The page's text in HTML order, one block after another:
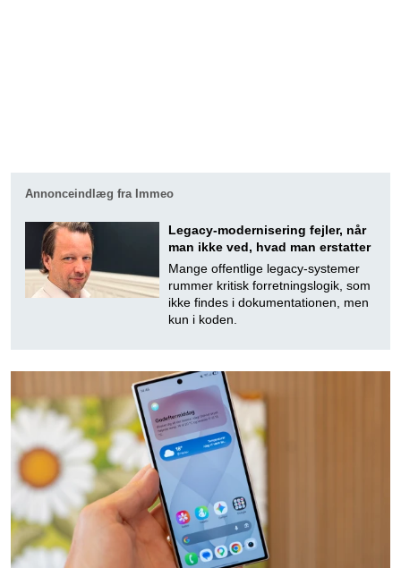
Annonceindlæg fra Immeo
Legacy-modernisering fejler, når
man ikke ved, hvad man erstatter
Mange offentlige legacy-systemer
rummer kritisk forretningslogik, som
ikke findes i dokumentationen, men
kun i koden.